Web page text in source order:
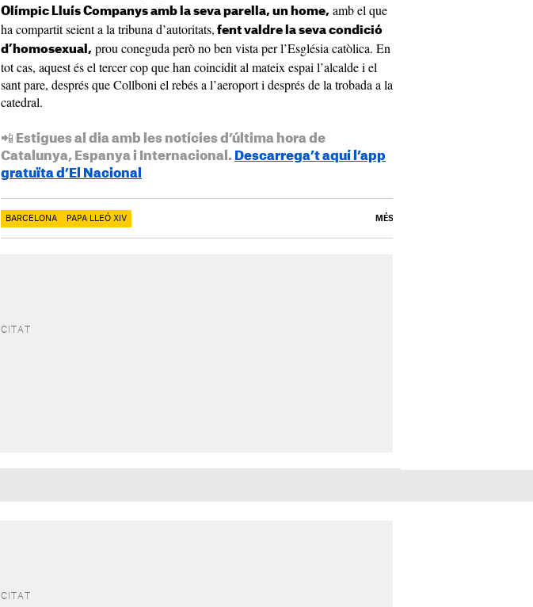
Olímpic Lluís Companys amb la seva parella, un home, amb el que
ha compartit seient a la tribuna d’autoritats, fent valdre la seva condició
d’homosexual, prou coneguda però no ben vista per l’Església catòlica. En
tot cas, aquest és el tercer cop que han coincidit al mateix espai l’alcalde i el
sant pare, després que Collboni el rebés a l’aeroport i després de la trobada a la
catedral.
📲 Estigues al dia amb les notícies d’última hora de
Catalunya, Espanya i Internacional. Descarrega’t aquí l’app
gratuïta d’El Nacional
BARCELONA PAPA LLEÓ XIV MÉS